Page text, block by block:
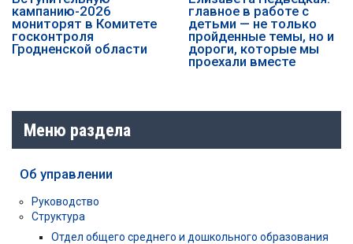
кампанию-2026
мониторят в Комитете
госконтроля
Гродненской области
главное в работе с
детьми — не только
пройденные темы, но и
дороги, которые мы
проехали вместе
Меню раздела
Об управлении
Руководство
Структура
Отдел общего среднего и дошкольного образования